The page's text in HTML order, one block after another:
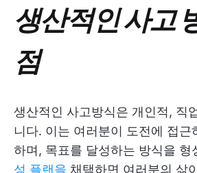
생산적인 사고
점
생산적인 사고방식은 개인적, 직
니다. 이는 여러분이 도전에 접근
하며, 목표를 달성하는 방식을 형
성 플랜을 채택하면 여러분의 삶